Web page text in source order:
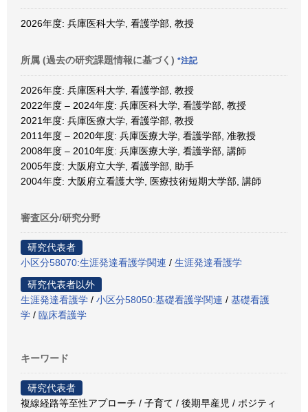
2026年度: 兵庫医科大学, 看護学部, 教授
所属 (過去の研究課題情報に基づく) *注記
2026年度: 兵庫医科大学, 看護学部, 教授
2022年度 – 2024年度: 兵庫医科大学, 看護学部, 教授
2021年度: 兵庫医療大学, 看護学部, 教授
2011年度 – 2020年度: 兵庫医療大学, 看護学部, 准教授
2008年度 – 2010年度: 兵庫医療大学, 看護学部, 講師
2005年度: 大阪府立大学, 看護学部, 助手
2004年度: 大阪府立看護大学, 医療技術短期大学部, 講師
審査区分/研究分野
研究代表者
小区分58070:生涯発達看護学関連 / 生涯発達看護学
研究代表者以外
生涯発達看護学 / 小区分58050:基礎看護学関連 / 基礎看護
学 / 臨床看護学
キーワード
研究代表者
複線経路等至性アプローチ / 子育て / 後期早産児 / ポジティ